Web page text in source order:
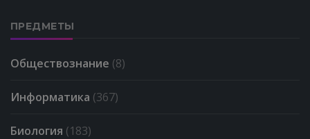
ПРЕДМЕТЫ
Обществознание (8)
Информатика (367)
Биология (183)